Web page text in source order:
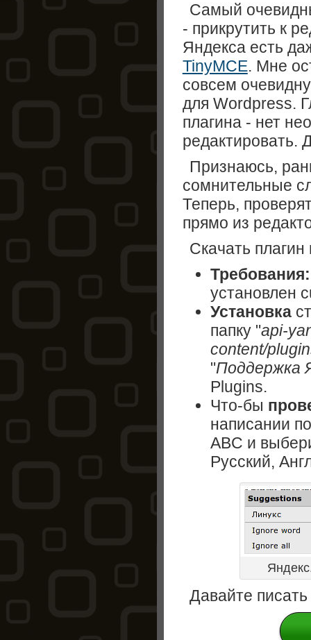
Самый
- прикрутить к
Яндекса есть
TinyMCE. Мне
совсем
для Wordpress.
плагина - нет
редактировать.
Признаюсь,
сомнительные
Теперь,
прямо из
Скачать
установлен
Установка
папку "api-
content/
"Поддержка
Plugins.
Что-бы
написании
ABC и
Русский,
Давайте